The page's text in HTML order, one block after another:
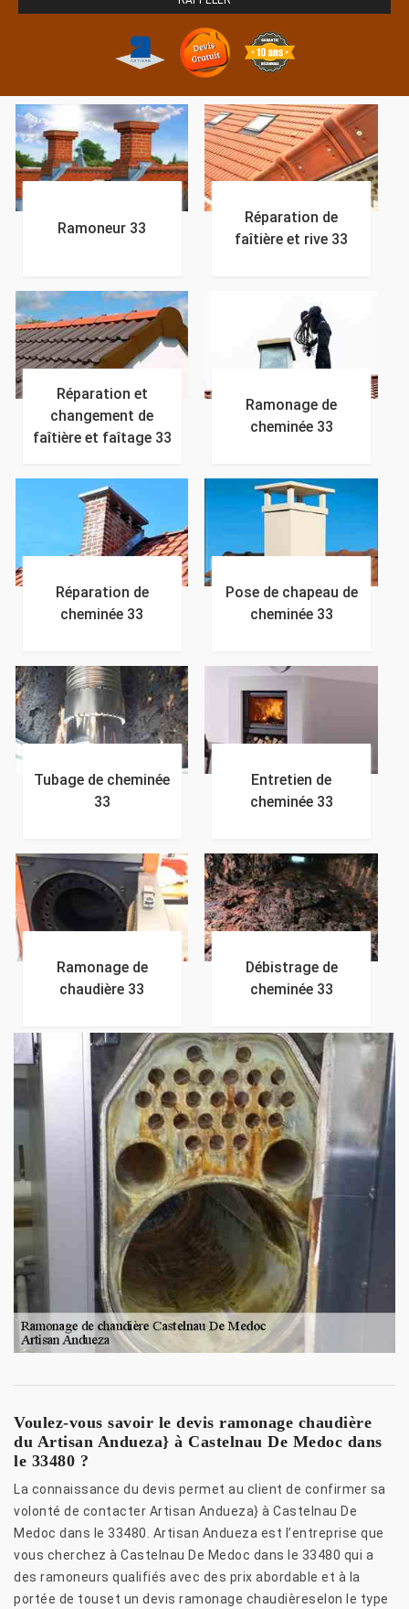
Ramoneur 33
Réparation de
faîtière et rive 33
Réparation et
changement de
faîtière et faîtage 33
Ramonage de
cheminée 33
Réparation de
cheminée 33
Pose de chapeau de
cheminée 33
Tubage de cheminée
33
Entretien de
cheminée 33
Ramonage de
chaudière 33
Débistrage de
cheminée 33
Voulez-vous savoir le devis ramonage chaudière
du Artisan Andueza} à Castelnau De Medoc dans
le 33480 ?
La connaissance du devis permet au client de confirmer sa
volonté de contacter Artisan Andueza} à Castelnau De
Medoc dans le 33480. Artisan Andueza est l’entreprise que
vous cherchez à Castelnau De Medoc dans le 33480 qui a
des ramoneurs qualifiés avec des prix abordable et à la
portée de touset un devis ramonage chaudièreselon le type